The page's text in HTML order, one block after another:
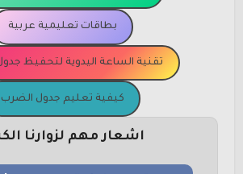
بطاقات تعليمية عربية
تقنية الساعة اليدوية لتحفيظ
كيفية تعليم جدول الضرب
اشعار مهم لزوارنا